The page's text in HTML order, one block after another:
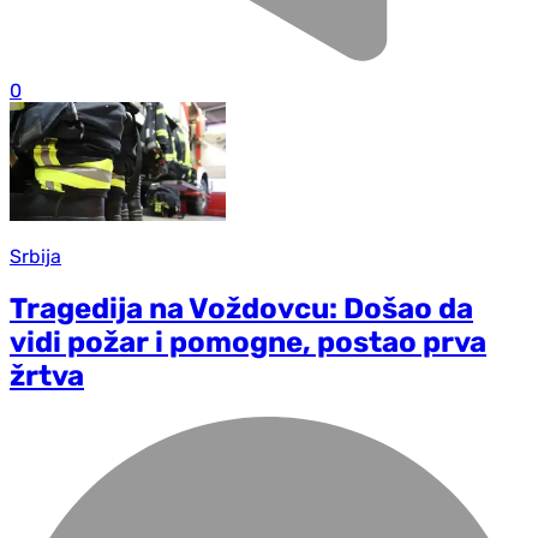
0
Srbija
Tragedija na Voždovcu: Došao da
vidi požar i pomogne, postao prva
žrtva